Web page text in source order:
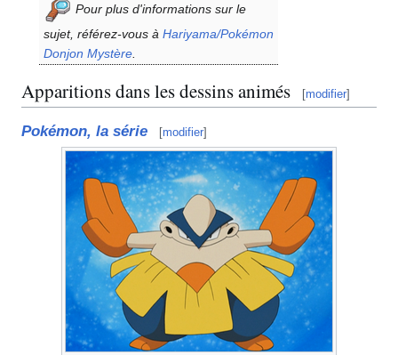
Pour plus d'informations sur le
sujet, référez-vous à Hariyama/Pokémon
Donjon Mystère
Apparitions dans les dessins animés [modifier]
Pokémon, la série [modifier]